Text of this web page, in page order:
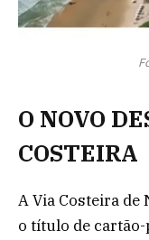
O NOVO
COSTEIRA
A Via Costeira de
o título de